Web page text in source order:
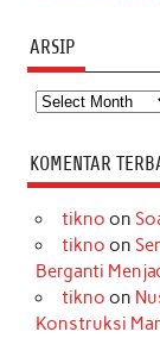
ARSIP
Arsip
KOMENTAR
tikno on
tikno on
Berganti
tikno on
Konstruksi